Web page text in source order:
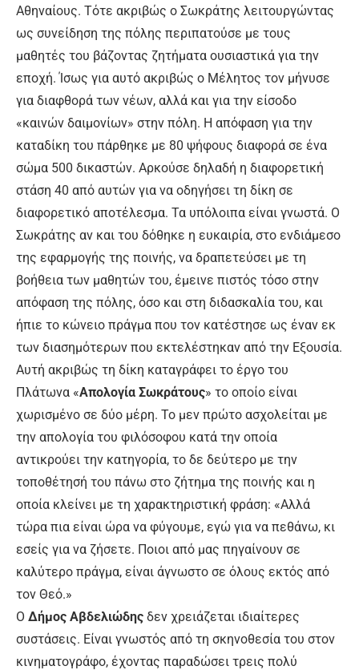
Αθηναίους. Τότε ακριβώς ο Σωκράτης λειτουργώντας
ως συνείδηση της πόλης περιπατούσε με τους
μαθητές του βάζοντας ζητήματα ουσιαστικά για την
εποχή. Ίσως για αυτό ακριβώς ο Μέλητος τον μήνυσε
για διαφθορά των νέων, αλλά και για την είσοδο
«καινών δαιμονίων» στην πόλη. Η απόφαση για την
καταδίκη του πάρθηκε με 80 ψήφους διαφορά σε ένα
σώμα 500 δικαστών. Αρκούσε δηλαδή η διαφορετική
στάση 40 από αυτών για να οδηγήσει τη δίκη σε
διαφορετικό αποτέλεσμα. Τα υπόλοιπα είναι γνωστά. Ο
Σωκράτης αν και του δόθηκε η ευκαιρία, στο ενδιάμεσο
της εφαρμογής της ποινής, να δραπετεύσει με τη
βοήθεια των μαθητών του, έμεινε πιστός τόσο στην
απόφαση της πόλης, όσο και στη διδασκαλία του, και
ήπιε το κώνειο πράγμα που τον κατέστησε ως έναν εκ
των διασημότερων που εκτελέστηκαν από την Εξουσία.
Αυτή ακριβώς τη δίκη καταγράφει το έργο του
Πλάτωνα «Απολογία Σωκράτους» το οποίο είναι
χωρισμένο σε δύο μέρη. Το μεν πρώτο ασχολείται με
την απολογία του φιλόσοφου κατά την οποία
αντικρούει την κατηγορία, το δε δεύτερο με την
τοποθέτησή του πάνω στο ζήτημα της ποινής και η
οποία κλείνει με τη χαρακτηριστική φράση: «Αλλά
τώρα πια είναι ώρα να φύγουμε, εγώ για να πεθάνω, κι
εσείς για να ζήσετε. Ποιοι από μας πηγαίνουν σε
καλύτερο πράγμα, είναι άγνωστο σε όλους εκτός από
τον Θεό.»
Ο Δήμος Αβδελιώδης δεν χρειάζεται ιδιαίτερες
συστάσεις. Είναι γνωστός από τη σκηνοθεσία του στον
κινηματογράφο, έχοντας παραδώσει τρεις πολύ